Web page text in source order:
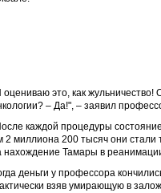
оцениваю это, как
– Да!", – заявил
каждой процедуры
2 миллиона 200 тысяч они
нахождение Тамары в
деньги у профессора
взяв умирающую в